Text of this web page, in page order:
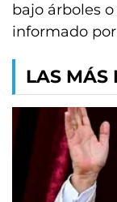
bajo árboles
informado
LAS MÁS